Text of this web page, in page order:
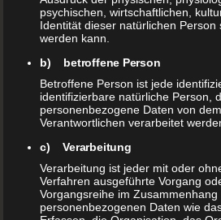
abwechslungsreiche
Bühne bearbeitet.
Geschichte aus der Literatur,
alte Frauen“ von Selma
Textfragmente, Gedichte,
zum Thema werden auf
vorgetragen.
Es betrifft euch alle, denn :
psychischen, wirtschaftlichen,
Identität dieser natürlichen Person
werden kann.
b) betroffene Person
Betroffene Person ist jede
identifizierbare natürliche Person,
personenbezogene Daten von
Verantwortlichen verarbeitet
c) Verarbeitung
Verarbeitung ist jeder mit oder
Verfahren ausgeführte Vorgang
Vorgangsreihe im Zusammenhang
personenbezogenen Daten wie